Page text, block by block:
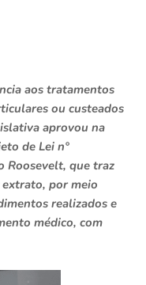
aos tratamentos
ou custeados
aprovou na
de Lei n°
Roosevelt, que traz
por meio
realizados e
médico, com